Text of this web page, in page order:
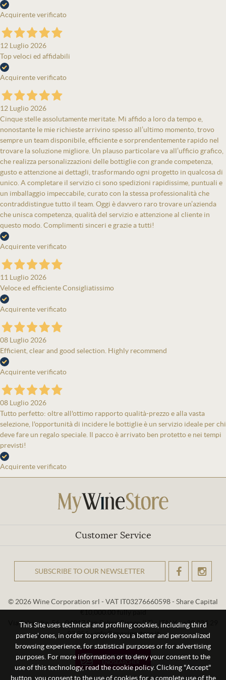
Acquirente verificato
12 Luglio 2026
Top veloci ed affidabili
Acquirente verificato
12 Luglio 2026
Cinque stelle assolutamente meritate. Mi affido a loro da tempo e,
nonostante le mie richieste arrivino spesso all’ultimo momento, trovo
sempre un team disponibile, efficiente e sorprendentemente rapido nel
trovare la soluzione migliore. Un plauso particolare va all’ufficio grafico,
che realizza personalizzazioni delle bottiglie con grande competenza,
gusto e attenzione ai dettagli, trasformando ogni progetto in qualcosa di
unico. A completare il servizio ci sono spedizioni rapidissime, puntuali e
un imballaggio impeccabile, curato con la stessa professionalità che
contraddistingue tutto il team. Oggi è davvero raro trovare un’azienda
che unisca competenza, qualità del servizio e attenzione al cliente in
questo modo. Complimenti sinceri e grazie a tutti!
Acquirente verificato
11 Luglio 2026
Veloce ed efficiente Consigliatissimo
Acquirente verificato
08 Luglio 2026
Efficient, clear and good selection. Highly recommend
Acquirente verificato
08 Luglio 2026
Tutto perfetto: oltre all'ottimo rapporto qualità-prezzo e alla vasta
selezione, l'opportunità di incidere le bottiglie è un servizio ideale per chi
deve fare un regalo speciale. Il pacco è arrivato ben protetto e nei tempi
previsti!
Acquirente verificato
Customer Service
This Site uses technical and profiling cookies, including third
parties' ones, in order to provide you a better and personalized
browsing experience, for statistical purposes or for advertising
purposes. For more information or to deny your consent to the
use of this technology, read the cookie policy. Clicking "Accept"
button, you consent to the use of cookies for a complete use of the
SUBSCRIBE TO OUR NEWSLETTER
© 2026 Wine Corporation srl - VAT IT03276660598 - Share Capital
€10,000.00 fully paid
Via Sabaudia, 56 - 04017 San Felice Circeo (LT) - ITALY - +39 334 29
93 956 - info@mywinestore.it